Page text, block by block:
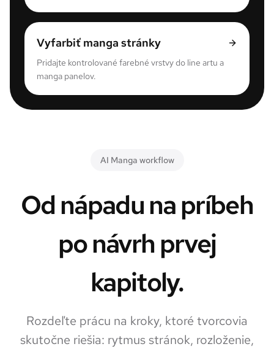
Vyfarbiť manga stránky
Pridajte kontrolované farebné vrstvy do line artu a
manga panelov.
AI Manga workflow
Od nápadu na príbeh
po návrh prvej
kapitoly.
Rozdeľte prácu na kroky, ktoré tvorcovia
skutočne riešia: rytmus stránok, rozloženie,